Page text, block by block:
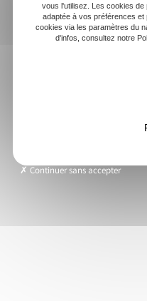
vous l'utilisez. Les cookies de
adaptée à vos préférences
cookies via les paramètres du
d'infos, consultez notre
Continuer sans accepter